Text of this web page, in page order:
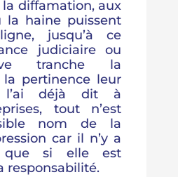
la diffamation, aux
la haine puissent
jusqu’à ce
judiciaire ou
tranche la
pertinence leur
l’ai déjà dit à
tout n’est
nom de la
car il n’y a
que si elle est
responsabilité.